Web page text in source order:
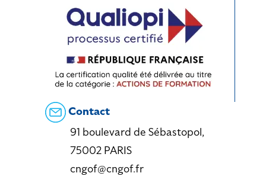
Contact
91 boulevard de Sébastopol,
75002 PARIS
cngof@cngof.fr